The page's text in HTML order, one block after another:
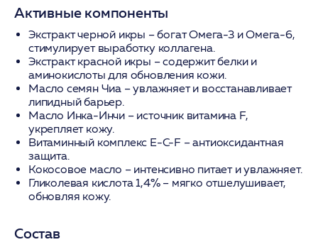
Активные компоненты
Экстракт черной икры – богат Омега-3 и Омега-6,
стимулирует выработку коллагена.
Экстракт красной икры – содержит белки и
аминокислоты для обновления кожи.
Масло семян Чиа – увлажняет и восстанавливает
липидный барьер.
Масло Инка-Инчи – источник витамина F,
укрепляет кожу.
Витаминный комплекс E-C-F – антиоксидантная
защита.
Кокосовое масло – интенсивно питает и увлажняет.
Гликолевая кислота 1,4% – мягко отшелушивает,
обновляя кожу.
Состав